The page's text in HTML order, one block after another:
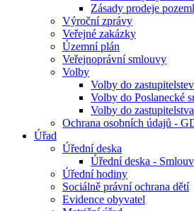
Zásady prodeje
Výroční zprávy
Veřejné zakázky
Územní plán
Veřejnoprávní smlouvy
Volby
Volby do
Volby do Poslanecké
Volby do
Ochrana osobních údajů -
Úřad
Úřední deska
Úřední deska -
Úřední hodiny
Sociálně právní ochrana dětí
Evidence obyvatel